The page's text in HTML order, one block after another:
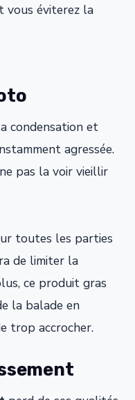
vous éviterez la
condensation et
agressée.
pas la voir vieillir
toutes les parties
de limiter la
ce produit gras
la balade en
trop accrocher.